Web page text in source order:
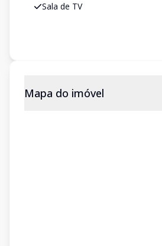
Sala de TV
Mapa do imóvel